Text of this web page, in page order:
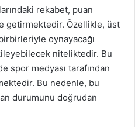
rekabet, puan
getirmektedir. Özellikle, üst
oynayacağı
niteliktedir. Bu
spor medyası tarafından
Bu nedenle, bu
durumunu doğrudan